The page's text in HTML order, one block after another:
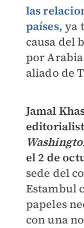
las
países, ya
causa del
por
aliado de
Jamal
el 2 de
sede del
Estambul
papeles
con una